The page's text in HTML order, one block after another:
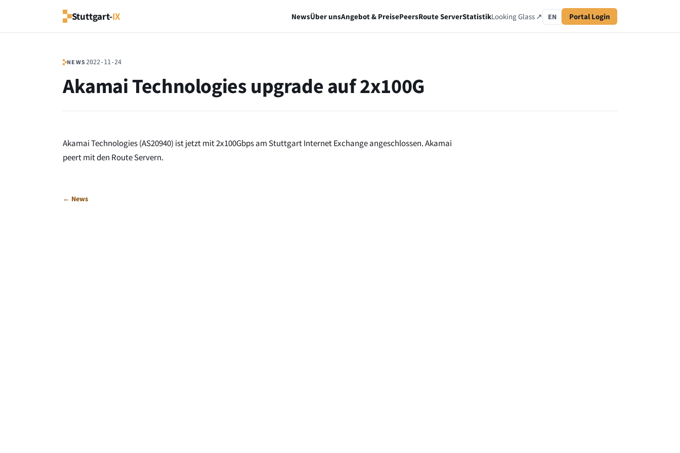
Stuttgart-IX NewsÜber unsAngebot & PreisePeersRoute ServerStatistikLooking Glass ↗ EN Portal Login
NEWS 2022-11-24
Akamai Technologies upgrade auf 2x100G
Akamai Technologies (AS20940) ist jetzt mit 2x100Gbps am Stuttgart Internet Exchange angeschlossen. Akamai
peert mit den Route Servern.
← News